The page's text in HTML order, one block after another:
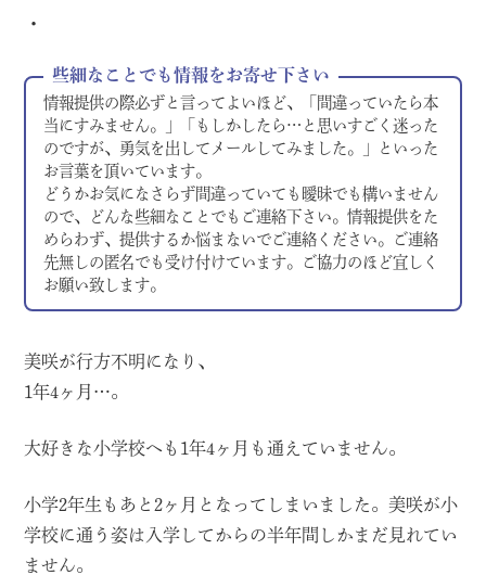
・
些細なことでも情報をお寄せ下さい
情報提供の際必ずと言ってよいほど、「間違っていたら本
当にすみません。」「もしかしたら…と思いすごく迷った
のですが、勇気を出してメールしてみました。」といった
お言葉を頂いています。
どうかお気になさらず間違っていても曖昧でも構いません
ので、どんな些細なことでもご連絡下さい。情報提供をた
めらわず、提供するか悩まないでご連絡ください。ご連絡
先無しの匿名でも受け付けています。ご協力のほど宜しく
お願い致します。
美咲が行方不明になり、
1年4ヶ月…。
大好きな小学校へも1年4ヶ月も通えていません。
小学2年生もあと2ヶ月となってしまいました。美咲が小
学校に通う姿は入学してからの半年間しかまだ見れてい
ません。